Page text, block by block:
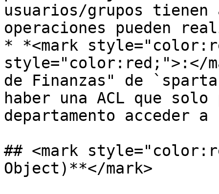
usuarios/grupos
operaciones pueden
* *<mark
style="color:red;">:</
de Finanzas" de
haber una ACL que
departamento
## <mark
Object)**</mark>